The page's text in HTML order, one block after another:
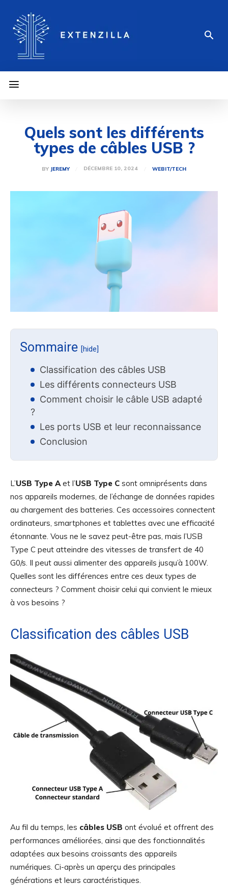
Quels sont les différents
types de câbles USB ?
BY JEREMY DÉCEMBRE 10, 2024 WEBIT/TECH
Sommaire [hide]
Classification des câbles USB
Les différents connecteurs USB
Comment choisir le câble USB adapté
?
Les ports USB et leur reconnaissance
Conclusion
L’USB Type A et l’USB Type C sont omniprésents dans
nos appareils modernes, de l’échange de données rapides
au chargement des batteries. Ces accessoires connectent
ordinateurs, smartphones et tablettes avec une efficacité
étonnante. Vous ne le savez peut-être pas, mais l’USB
Type C peut atteindre des vitesses de transfert de 40
G0/s. Il peut aussi alimenter des appareils jusqu’à 100W.
Quelles sont les différences entre ces deux types de
connecteurs ? Comment choisir celui qui convient le mieux
à vos besoins ?
Classification des câbles USB
Au fil du temps, les câbles USB ont évolué et offrent des
performances améliorées, ainsi que des fonctionnalités
adaptées aux besoins croissants des appareils
numériques. Ci-après un aperçu des principales
générations et leurs caractéristiques.